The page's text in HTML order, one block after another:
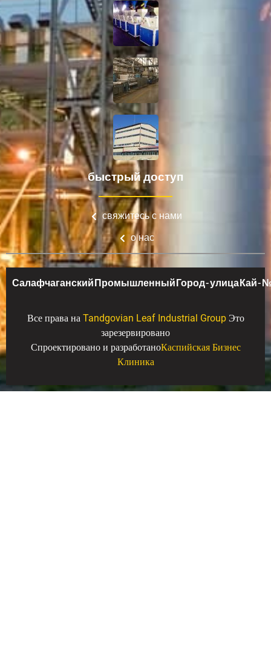
быстрый доступ
свяжитесь с нами
о нас
Салафчаганский Промышленный Город - улица Кай - №
Все права на Tandgovian Leaf Industrial GroupЭто
зарезервировано
Спроектировано и разработаноКаспийская Бизнес
Клиника